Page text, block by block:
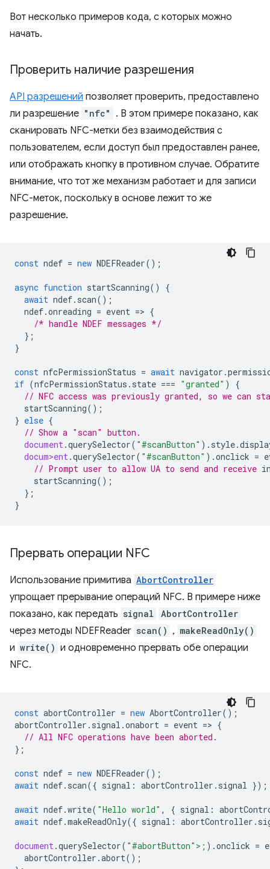
Вот несколько примеров кода, с которых можно
начать.
Проверить наличие разрешения
API разрешений позволяет проверить, предоставлено
ли разрешение "nfc"
. В этом примере показано, как
сканировать NFC-метки без взаимодействия с
пользователем, если доступ был предоставлен ранее,
или отображать кнопку в противном случае. Обратите
внимание, что тот же механизм работает и для записи
NFC-меток, поскольку в основе лежит то же
разрешение.
const ndef = new NDEFReader();
async function startScanning()
{
await ndef. scan();
ndef.onreading = event => {
/* handle NDEF messages */
};
}
const nfcPermissionStatus = await navigator .
if (nfcPermissionStatus . state === "granted" )
{
// NFC access was previously granted, so we can
startScanning();
} else {
// Show a "scan" button.
document.querySelector( "#scanButton" ). style.
docum>ent.querySelector( "#scanButton" ).onclick =
// Prompt user to allow UA to send and receive
startScanning();
};
}
Прервать операции NFC
Использование примитива AbortController
упрощает прерывание операций NFC. В примере ниже
показано, как передать signal AbortController
через методы NDEFReader scan() , makeReadOnly()
и write() и одновременно прервать обе операции
NFC.
const abortController = new AbortController();
abortController . signal .onabort = event => {
// All NFC operations have been aborted.
};
const ndef = new NDEFReader();
await ndef. scan({ signal : abortController . signal });
await ndef.write( "Hello world" , { signal :
await ndef.makeReadOnly({ signal : abortController .
document.querySelector( "#abortButton">; ).onclick =
abortController .abort();